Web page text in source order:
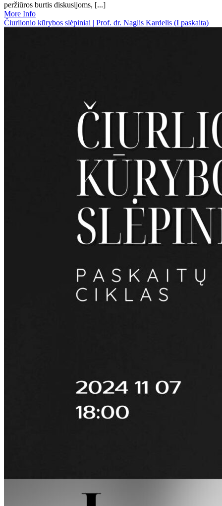
peržiūros burtis diskusijoms, [...]
More Info
Čiurlionio kūrybos slėpiniai | Prof. dr. Naglis Kardelis (I paskaita)